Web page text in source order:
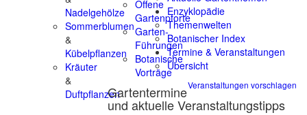
Nadelgehölze
Sommerblumen
&
Kübelpflanzen
Kräuter
&
Duftpflanzen
Offene
Gartenpforte
Garten-
Führungen
Botanische
Vorträge
Veranstaltungen vorschlagen
Gartentermine
und aktuelle Veranstaltungstipps
Enzyklopädie
Themenwelten
Botanischer Index
Termine & Veranstaltungen
Übersicht